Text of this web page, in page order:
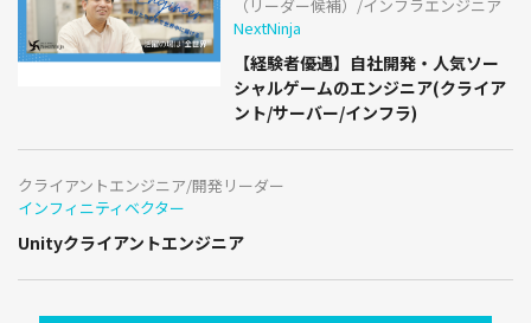
（リーダー候補）/インフラエンジニア
NextNinja
【経験者優遇】自社開発・人気ソー
シャルゲームのエンジニア(クライア
ント/サーバー/インフラ)
クライアントエンジニア/開発リーダー
インフィニティベクター
Unityクライアントエンジニア